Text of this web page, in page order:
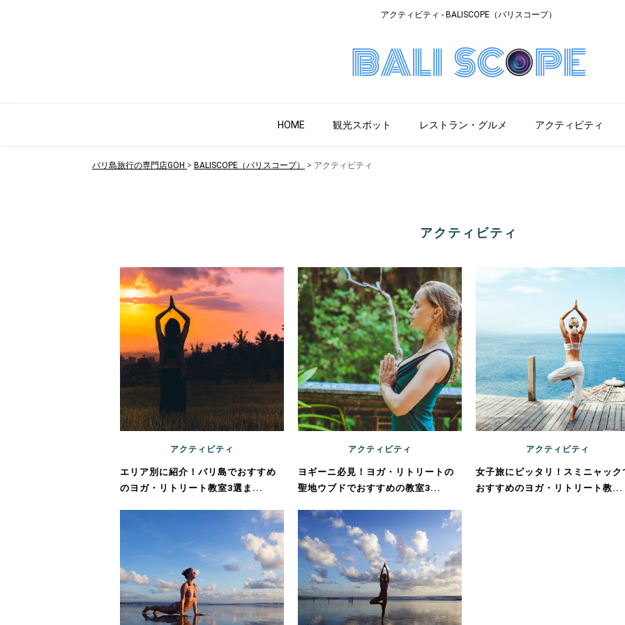
アクティビティ - BALISCOPE（バリスコープ）
HOME 観光スポット レストラン・グルメ アクティビティ
バリ島旅行の専門店GOH BALISCOPE（バリスコープ） > アクティビティ
アクティビティ
アクティビティ
エリア別に紹介！バリ島でおすすめ
のヨガ・リトリート教室3選ま...
アクティビティ
ヨギーニ必見！ヨガ・リトリートの
聖地ウブドでおすすめの教室3...
アクティビティ
女子旅にピッタリ！スミニャック
おすすめのヨガ・リトリート教...